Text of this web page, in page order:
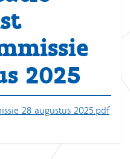
2025
28 augustus 2025.pdf